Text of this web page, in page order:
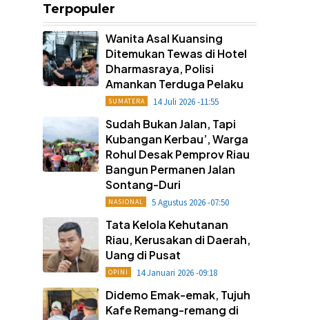
Terpopuler
Wanita Asal Kuansing
Ditemukan Tewas di Hotel
Dharmasraya, Polisi
Amankan Terduga Pelaku
SUMATERA 14 Juli 2026 -11:55
Sudah Bukan Jalan, Tapi
Kubangan Kerbau’, Warga
Rohul Desak Pemprov Riau
Bangun Permanen Jalan
Sontang-Duri
NASIONAL 5 Agustus 2026 -07:50
Tata Kelola Kehutanan
Riau, Kerusakan di Daerah,
Uang di Pusat
OPINI 14 Januari 2026 -09:18
Didemo Emak-emak, Tujuh
Kafe Remang-remang di